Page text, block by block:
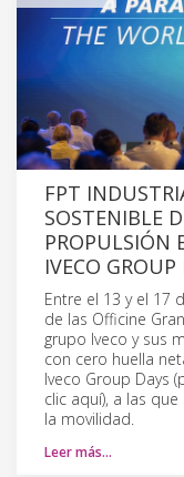
FPT
SOSTENIBLE
PROPULSIÓN
IVECO GROUP
Entre el 13 y el 17
de las Officine
grupo Iveco y sus
con cero huella
Iveco Group Days
clic aquí), a las
la movilidad.
Leer más…